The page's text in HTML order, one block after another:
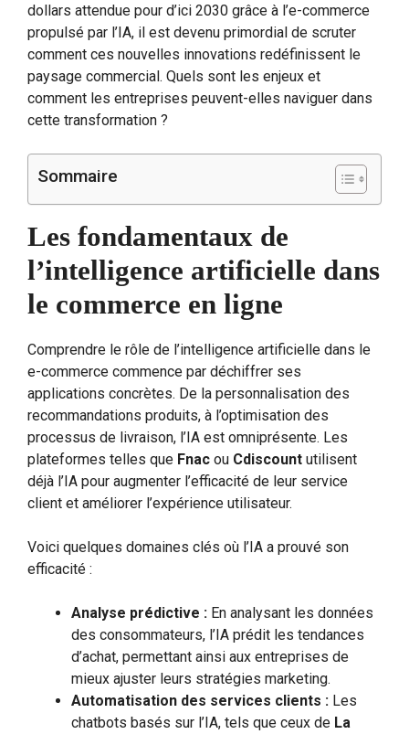
dollars attendue pour d’ici 2030 grâce à l’e-commerce
propulsé par l’IA, il est devenu primordial de scruter
comment ces nouvelles innovations redéfinissent le
paysage commercial. Quels sont les enjeux et
comment les entreprises peuvent-elles naviguer dans
cette transformation ?
Sommaire
Les fondamentaux de
l’intelligence artificielle dans
le commerce en ligne
Comprendre le rôle de l’intelligence artificielle dans le
e-commerce commence par déchiffrer ses
applications concrètes. De la personnalisation des
recommandations produits, à l’optimisation des
processus de livraison, l’IA est omniprésente. Les
plateformes telles que Fnac ou Cdiscount utilisent
déjà l’IA pour augmenter l’efficacité de leur service
client et améliorer l’expérience utilisateur.
Voici quelques domaines clés où l’IA a prouvé son
efficacité :
Analyse prédictive : En analysant les données
des consommateurs, l’IA prédit les tendances
d’achat, permettant ainsi aux entreprises de
mieux ajuster leurs stratégies marketing.
Automatisation des services clients : Les
chatbots basés sur l’IA, tels que ceux de La